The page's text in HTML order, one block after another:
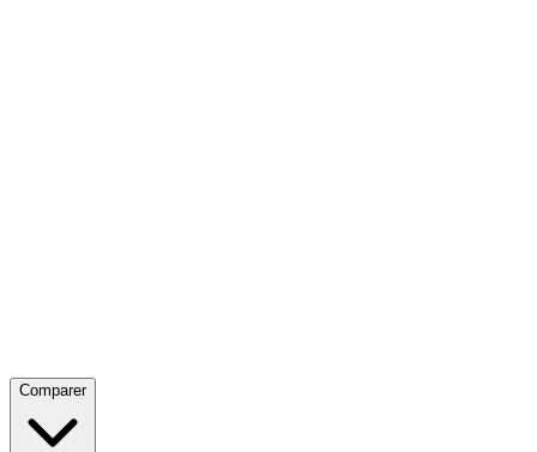
Comparer